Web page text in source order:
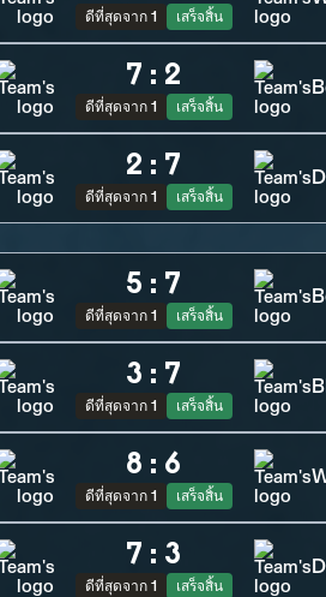
ดีที่สุดจาก 1 เสร็จสิ้น
7 : 2
ดีที่สุดจาก 1 เสร็จสิ้น
2 : 7
ดีที่สุดจาก 1 เสร็จสิ้น
5 : 7
ดีที่สุดจาก 1 เสร็จสิ้น
3 : 7
ดีที่สุดจาก 1 เสร็จสิ้น
8 : 6
ดีที่สุดจาก 1 เสร็จสิ้น
7 : 3
ดีที่สุดจาก 1 เสร็จสิ้น